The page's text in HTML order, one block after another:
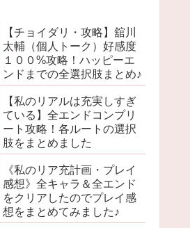
【チョイダリ・攻略】舘川
太輔（個人トーク）好感度
１００%攻略！ハッピーエ
ンドまでの全選択肢まとめ♪
【私のリアルは充実しすぎ
ている】全エンドコンプリ
ート攻略！各ルートの選択
肢をまとめました
《私のリア充計画・プレイ
感想》全キャラ＆全エンド
をクリアしたのでプレイ感
想をまとめてみました♪